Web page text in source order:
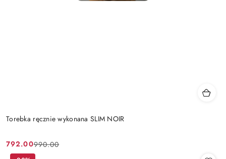
Torebka ręcznie wykonana SLIM NOIR
Cena
792.00
Cena
990.00